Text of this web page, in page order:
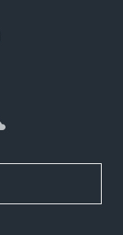
SoundCloud